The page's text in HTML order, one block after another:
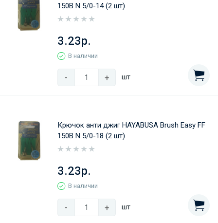
150B N 5/0-14 (2 шт)
3.23р.
В наличии
- + шт
Крючок анти джиг HAYABUSA Brush Easy FF
150B N 5/0-18 (2 шт)
3.23р.
В наличии
- + шт